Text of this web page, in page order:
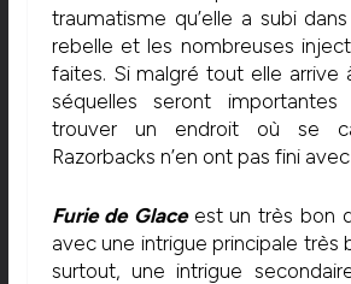
traumatisme qu’elle a subi
rebelle et les nombreuses
faites. Si malgré tout elle arrive
séquelles seront
trouver un endroit où se
Razorbacks n’en ont pas fini
Furie de Glaceest un très bon
avec une intrigue principale très
surtout, une intrigue